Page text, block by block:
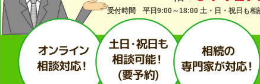
受付時間 平日9:00～18:00 土・日・祝日も相